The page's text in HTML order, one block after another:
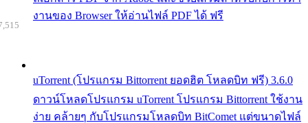
งานของ Browser ให้อ่านไฟล์ PDF ได้ ฟรี
uTorrent (โปรแกรม Bittorrent ยอดฮิต โหลดบิท ฟรี) 3.6.0
ดาวน์โหลดโปรแกรม uTorrent โปรแกรม Bittorrent ใช้งาน
ง่าย คล้ายๆ กับโปรแกรมโหลดบิท BitComet แต่ขนาดไฟล์